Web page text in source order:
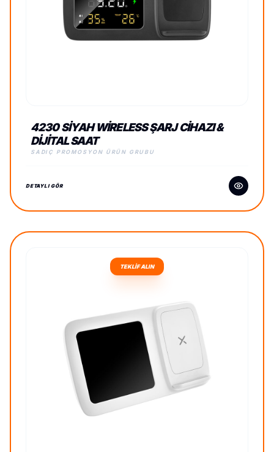
4230 SIYAH WIRELESS ŞARJ CIHAZI &
DIJITAL SAAT
SADIÇ PROMOSYON ÜRÜN GRUBU
DETAYLI GÖR
TEKLİF ALIN